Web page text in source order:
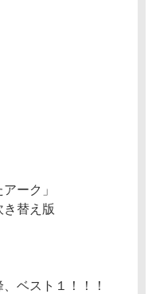
ーク」
き替え版
ベスト１！！！